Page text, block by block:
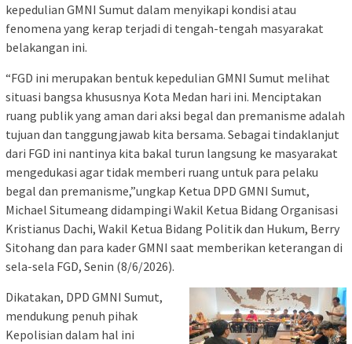
kepedulian GMNI Sumut dalam menyikapi kondisi atau
fenomena yang kerap terjadi di tengah-tengah masyarakat
belakangan ini.
“FGD ini merupakan bentuk kepedulian GMNI Sumut melihat
situasi bangsa khususnya Kota Medan hari ini. Menciptakan
ruang publik yang aman dari aksi begal dan premanisme adalah
tujuan dan tanggungjawab kita bersama. Sebagai tindaklanjut
dari FGD ini nantinya kita bakal turun langsung ke masyarakat
mengedukasi agar tidak memberi ruang untuk para pelaku
begal dan premanisme,”ungkap Ketua DPD GMNI Sumut,
Michael Situmeang didampingi Wakil Ketua Bidang Organisasi
Kristianus Dachi, Wakil Ketua Bidang Politik dan Hukum, Berry
Sitohang dan para kader GMNI saat memberikan keterangan di
sela-sela FGD, Senin (8/6/2026).
Dikatakan, DPD GMNI Sumut,
mendukung penuh pihak
Kepolisian dalam hal ini